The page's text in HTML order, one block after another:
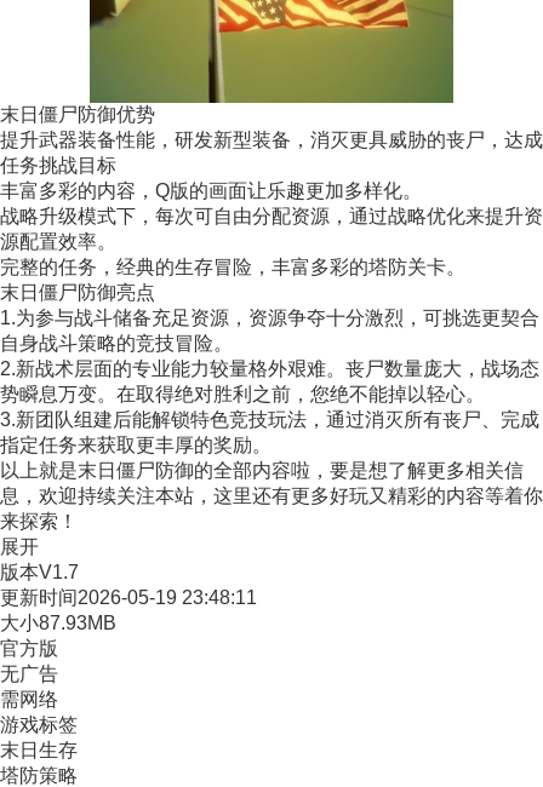
末日僵尸防御优势
提升武器装备性能，研发新型装备，消灭更具威胁的丧尸，达成
任务挑战目标
丰富多彩的内容，Q版的画面让乐趣更加多样化。
战略升级模式下，每次可自由分配资源，通过战略优化来提升资
源配置效率。
完整的任务，经典的生存冒险，丰富多彩的塔防关卡。
末日僵尸防御亮点
1.为参与战斗储备充足资源，资源争夺十分激烈，可挑选更契合
自身战斗策略的竞技冒险。
2.新战术层面的专业能力较量格外艰难。丧尸数量庞大，战场态
势瞬息万变。在取得绝对胜利之前，您绝不能掉以轻心。
3.新团队组建后能解锁特色竞技玩法，通过消灭所有丧尸、完成
指定任务来获取更丰厚的奖励。
以上就是末日僵尸防御的全部内容啦，要是想了解更多相关信
息，欢迎持续关注本站，这里还有更多好玩又精彩的内容等着你
来探索！
展开
版本V1.7
更新时间2026-05-19 23:48:11
大小87.93MB
官方版
无广告
需网络
游戏标签
末日生存
塔防策略